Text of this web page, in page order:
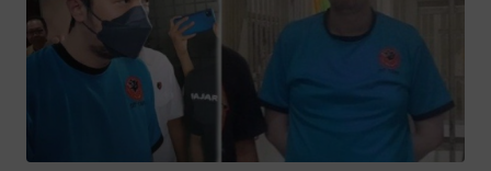
SAINS-TEKNO
KESEHATAN